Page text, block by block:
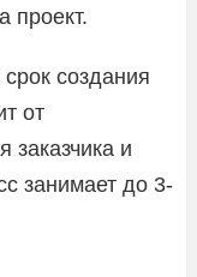
проект.
создания
от
заказчика и
занимает до 3-